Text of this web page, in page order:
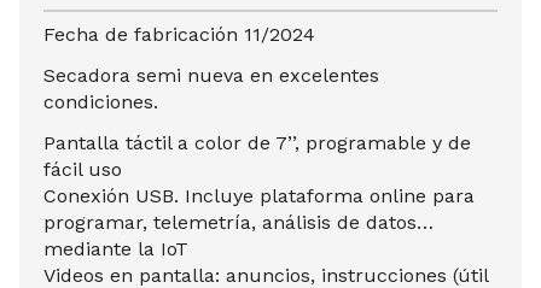
Fecha de fabricación 11/2024
Secadora semi nueva en excelentes
condiciones.
Pantalla táctil a color de 7’’, programable y de
fácil uso
Conexión USB. Incluye plataforma online para
programar, telemetría, análisis de datos…
mediante la IoT
Videos en pantalla: anuncios, instrucciones (útil